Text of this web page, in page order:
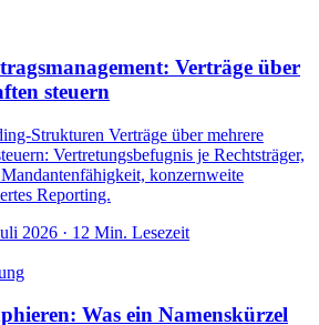
Verträge über
steuern
Strukturen Verträge über mehrere
Vertretungsbefugnis je Rechtsträger,
konzernweite
Reporting.
2026 · 12 Min. Lesezeit
Was ein Namenskürzel